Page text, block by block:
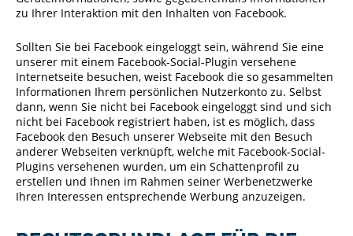
zu Ihrer Interaktion mit den Inhalten von Facebook.
Sollten Sie bei Facebook eingeloggt sein, während Sie eine
unserer mit einem Facebook-Social-Plugin versehene
Internetseite besuchen, weist Facebook die so gesammelten
Informationen Ihrem persönlichen Nutzerkonto zu. Selbst
dann, wenn Sie nicht bei Facebook eingeloggt sind und sich
nicht bei Facebook registriert haben, ist es möglich, dass
Facebook den Besuch unserer Webseite mit den Besuch
anderer Webseiten verknüpft, welche mit Facebook-Social-
Plugins versehenen wurden, um ein Schattenprofil zu
erstellen und Ihnen im Rahmen seiner Werbenetzwerke
Ihren Interessen entsprechende Werbung anzuzeigen.